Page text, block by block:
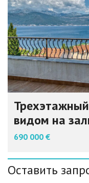
видом на
690 000 €
Оставить